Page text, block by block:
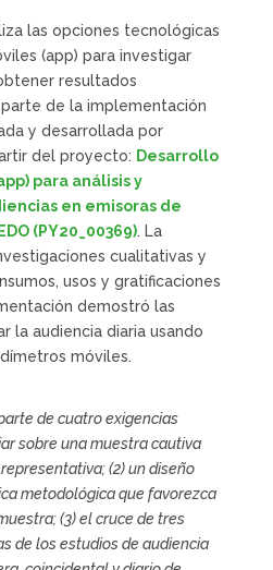
las opciones tecnológicas
(app) para investigar
resultados
de la implementación
y desarrollada por
del proyecto: Desarrollo
para análisis y
en emisoras de
(PY20_00369). La
cualitativas y
usos y gratificaciones
demostró las
la audiencia diaria usando
móviles.
de cuatro exigencias
sobre una muestra cautiva
(2) un diseño
metodológica que favorezca
(3) el cruce de tres
de los estudios de audiencia